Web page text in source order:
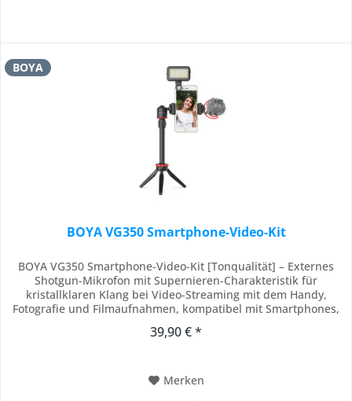
BOYA
BOYA VG350 Smartphone-Video-Kit
BOYA VG350 Smartphone-Video-Kit [Tonqualität] – Externes
Shotgun-Mikrofon mit Supernieren-Charakteristik für
kristallklaren Klang bei Video-Streaming mit dem Handy,
Fotografie und Filmaufnahmen, kompatibel mit Smartphones,
Richtverhalten die Aufnahmequalität, reduziert störende
39,90 € *
Merken